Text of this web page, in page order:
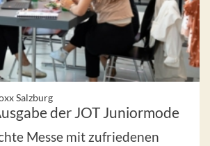
Salzburg
der JOT Juniormode
Messe mit zufriedenen